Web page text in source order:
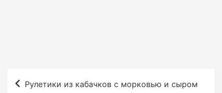
Рулетики из кабачков с морковью и сыром